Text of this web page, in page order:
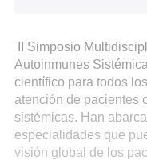
II Simposio
Autoinmunes
científico para todos
atención de pacientes
sistémicas. Han
especialidades que
visión global de los